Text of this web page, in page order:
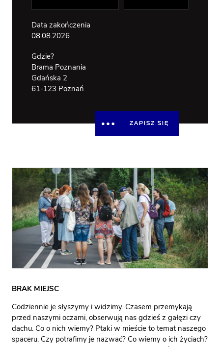
DOSTĘPNOŚĆ
BRAK MIEJSC
Codziennie je słyszymy i widzimy. Czasem przemykają
przed naszymi oczami, obserwują nas gdzieś z gałęzi czy
dachu. Co o nich wiemy? Ptaki w mieście to temat naszego
spaceru. Czy potrafimy je nazwać? Co wiemy o ich życiach?
Data zakończenia
08.08.2026
Gdzie?
Brama Poznania
Gdańska 2
61-123 Poznań
ZAPISZ SIĘ